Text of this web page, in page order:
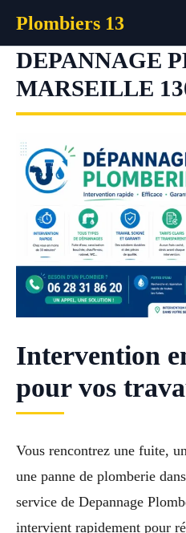
contenu
Plombiers 13
DEPANNAGE
MARSEILLE
Intervention
pour vos
Vous rencontrez une fuite,
une panne de plomberie
service de Depannage
intervient rapidement pour